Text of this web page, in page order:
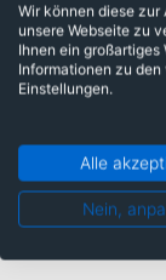
Währungen
Wir können diese
unsere Webseite zu
Ihnen ein
Informationen zu
Einstellungen.
Alle
Nein,